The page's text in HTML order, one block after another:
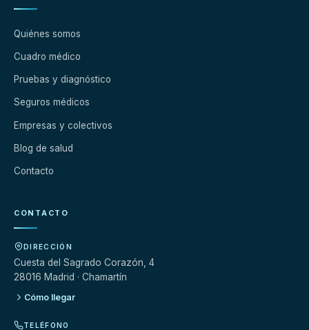
Quiénes somos
Cuadro médico
Pruebas y diagnóstico
Seguros médicos
Empresas y colectivos
Blog de salud
Contacto
CONTACTO
DIRECCIÓN
Cuesta del Sagrado Corazón, 4
28016 Madrid · Chamartín
Cómo llegar
TELÉFONO